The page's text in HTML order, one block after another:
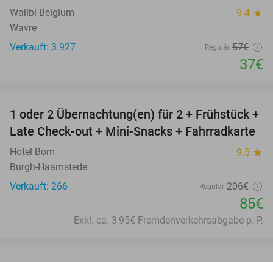
Walibi Belgium 9.4 star
Wavre
Verkauft: 3.927
Regulär 57€
37€
59%
1 oder 2 Übernachtung(en) für 2 + Frühstück +
Late Check-out + Mini-Snacks + Fahrradkarte
Hotel Bom 9.5 star
Burgh-Haamstede
Verkauft: 266
Regulär 206€
85€
Exkl. ca. 3,95€ Fremdenverkehrsabgabe p. P.